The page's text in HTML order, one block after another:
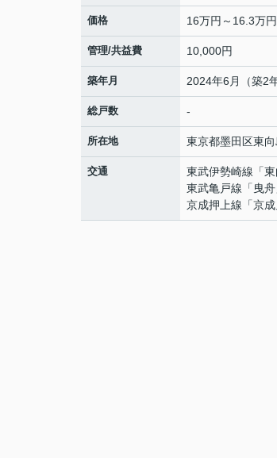
価格 16万円～16.3万円
管理/共益費 10,000円
築年月 2024年6月（築2年
総戸数 -
所在地 東京都墨田区東向
交通 東武伊勢崎線 「
東武亀戸線 「 曳舟
京成押上線 「京